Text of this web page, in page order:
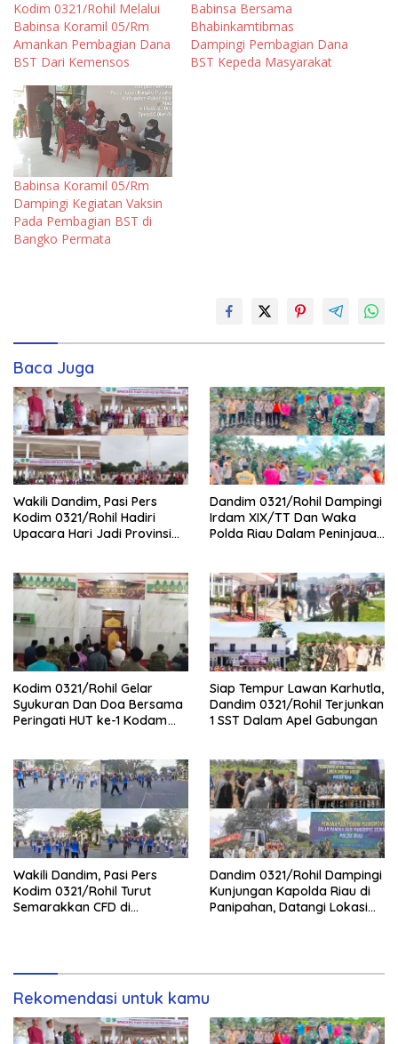
Kodim 0321/Rohil Melalui
Babinsa Koramil 05/Rm
Amankan Pembagian Dana
BST Dari Kemensos
Babinsa Bersama
Bhabinkamtibmas
Dampingi Pembagian Dana
BST Kepeda Masyarakat
Babinsa Koramil 05/Rm
Dampingi Kegiatan Vaksin
Pada Pembagian BST di
Bangko Permata
Baca Juga
Wakili Dandim, Pasi Pers
Kodim 0321/Rohil Hadiri
Upacara Hari Jadi Provinsi
Dandim 0321/Rohil Dampingi
Irdam XIX/TT Dan Waka
Polda Riau Dalam Peninjauan
Kodim 0321/Rohil Gelar
Syukuran Dan Doa Bersama
Peringati HUT ke-1 Kodam
Siap Tempur Lawan Karhutla,
Dandim 0321/Rohil Terjunkan
1 SST Dalam Apel Gabungan
Wakili Dandim, Pasi Pers
Kodim 0321/Rohil Turut
Semarakkan CFD di
Dandim 0321/Rohil Dampingi
Kunjungan Kapolda Riau di
Panipahan, Datangi Lokasi
Rekomendasi untuk kamu